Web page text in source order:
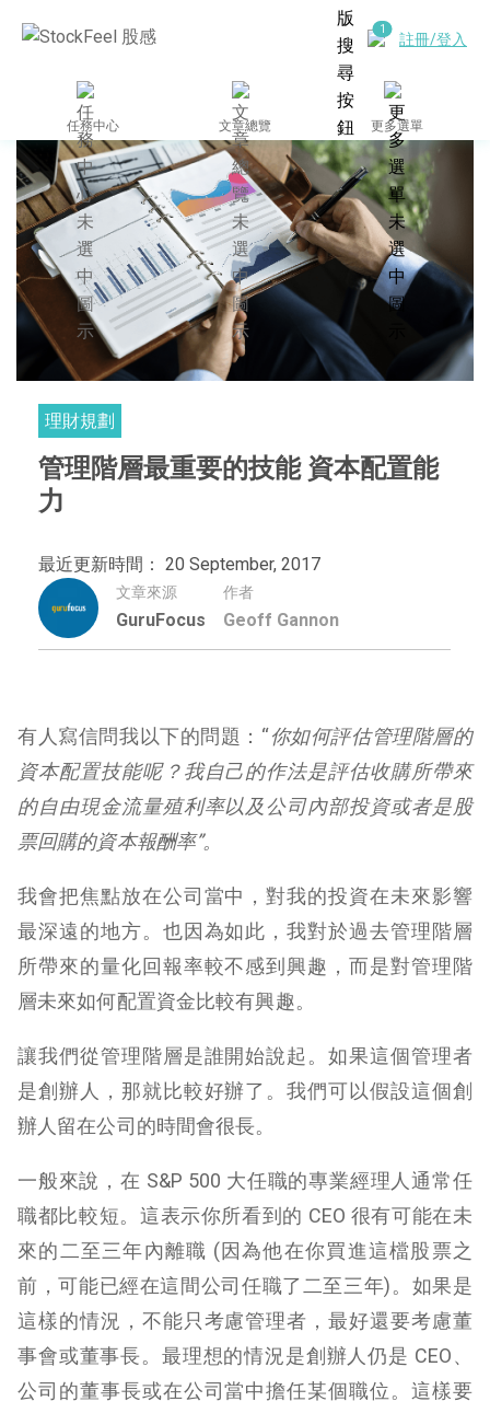
註冊/登入
任務中心 文章總覽 更多選單
理財規劃
管理階層最重要的技能 資本配置能
力
最近更新時間： 20 September, 2017
文章來源
GuruFocus
作者
Geoff Gannon
有人寫信問我以下的問題： “你如何評估管理階層的
資本配置技能呢？我自己的作法是評估收購所帶來
的自由現金流量殖利率以及公司內部投資或者是股
票回購的資本報酬率”。
我會把焦點放在公司當中，對我的投資在未來影響
最深遠的地方。也因為如此，我對於過去管理階層
所帶來的量化回報率較不感到興趣，而是對管理階
層未來如何配置資金比較有興趣。
讓我們從管理階層是誰開始說起。如果這個管理者
是創辦人，那就比較好辦了。我們可以假設這個創
辦人留在公司的時間會很長。
一般來說，在 S&P 500 大任職的專業經理人通常任
職都比較短。這表示你所看到的 CEO 很有可能在未
來的二至三年內離職 (因為他在你買進這檔股票之
前，可能已經在這間公司任職了二至三年)。如果是
這樣的情況，不能只考慮管理者，最好還要考慮董
事會或董事長。最理想的情況是創辦人仍是 CEO、
公司的董事長或在公司當中擔任某個職位。這樣要